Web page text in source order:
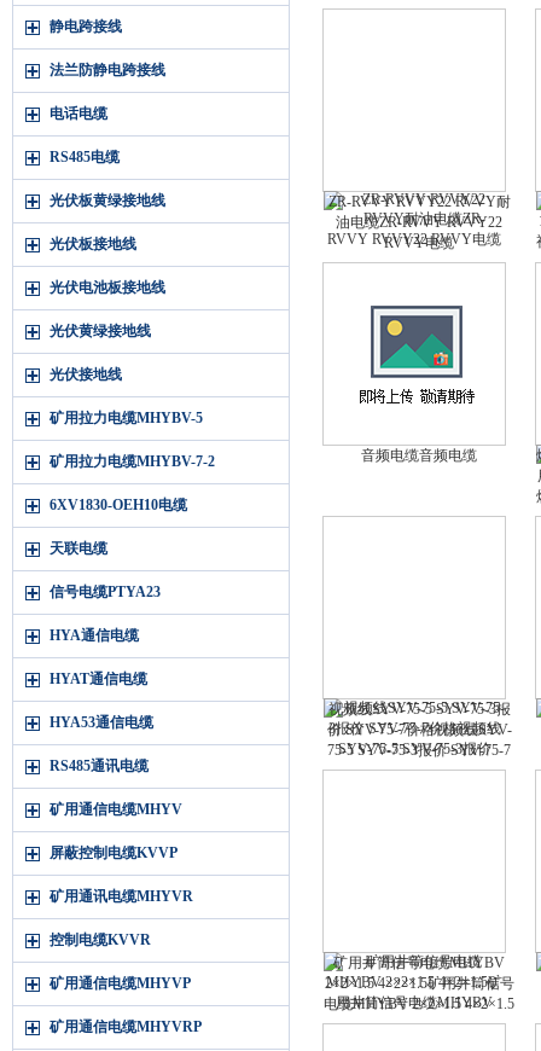
静电跨接线
法兰防静电跨接线
电话电缆
RS485电缆
光伏板黄绿接地线
光伏板接地线
光伏电池板接地线
光伏黄绿接地线
光伏接地线
矿用拉力电缆MHYBV-5
矿用拉力电缆MHYBV-7-2
6XV1830-OEH10电缆
天联电缆
信号电缆PTYA23
HYA通信电缆
HYAT通信电缆
HYA53通信电缆
RS485通讯电缆
矿用通信电缆MHYV
屏蔽控制电缆KVVP
矿用通讯电缆MHYVR
控制电缆KVVR
矿用通信电缆MHYVP
矿用通信电缆MHYVRP
矿用通信电缆 MHYAV 10-100
ZR-RVVY RVVY22 RVVY耐
油电缆ZR-RVVY RVVY22
RVVY电缆
音频电缆音频电缆
视频线SYV-75-5 SYV-75-3报
价 SYV-75-7价格视频线SYV-
75-5 SYV-75-3报价 SYV-75-7
价格
矿用井筒信号电缆MHYBV
2×2×1.5 4×2×1.5矿用井筒信号
电缆MHYBV 2×2×1.5 4×2×1.5